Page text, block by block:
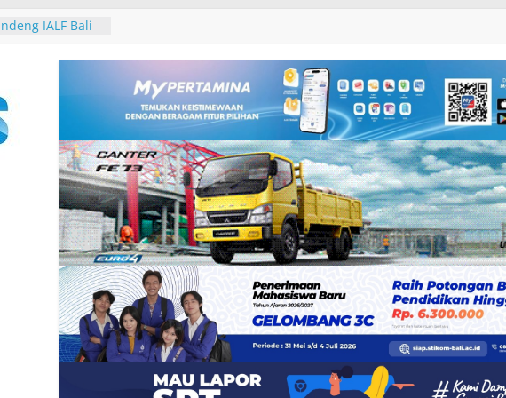
25, Demokrat
Tukik di Pantai
IALF Bali
Bahasa
Studi
Nokia dan
Zankore by
Kawasan Asia-
Session
Gubernur
John
Besakih dan
Burung dari